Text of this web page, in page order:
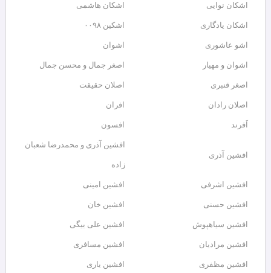
اشکان نوایی اشکان هاشمی
اشکان یادگاری اشکین ۰۰۹۸
اشو عاشوری اشوان
اشوان و مهیار اصغر جمال و محسن جمال
اصغر قنبری اصلان حقیقت
اصلان رادان افران
اَفرند افسون
افشین آذری
افشین آذری و محمدرضا شعبان
زاده
افشین اشرفی افشین امینی
افشین حسنی افشین خان
افشین سیاهپوش افشین علی بیگی
افشین مرادیان افشین مسافری
افشین مظفری افشین یاری